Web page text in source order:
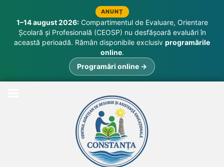
ANUNȚ
1–14 august 2026:Compartimentul de Evaluare, Orientare
Școlară și Profesională (CEOSP) nu desfășoară evaluări în
această perioadă. Rămân disponibile exclusiv programările
online.
Programări online →